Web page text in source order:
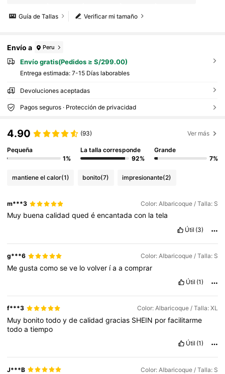
Verificar mi tamaño
Guía de Tallas
Envío a Peru
Envío gratis(Pedidos ≥ S/299.00)
Entrega estimada: 7-15 Días laborables
Devoluciones aceptadas
Pagos seguros · Protección de privacidad
4.90 (93) Ver más
Pequeña
1%
La talla corresponde
92%
Grande
7%
mantiene el calor(1) bonito(7) impresionante(2)
m***3 Color: Albaricoque / Talla: S
Muy buenacalidadquedéencantadacon latela
Útil (3)
g***6 Color: Albaricoque / Talla: S
Megustacomoseve lovolver íaacomprar
Útil (1)
f***3 Color: Albaricoque / Talla: XL
Muy bonitotodoydecalidadgracias SHEIN porfacilitarme
todoatiempo
Útil (1)
J***B Color: Albaricoque / Talla: S